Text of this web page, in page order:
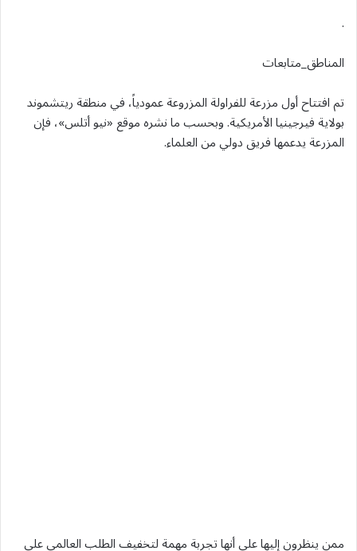
.
المناطق_متابعات
تم افتتاح أول مزرعة للفراولة المزروعة عمودياً، في منطقة ريتشموند
بولاية فيرجينيا الأمريكية. وبحسب ما نشره موقع «نيو أتلس»، فإن
المزرعة يدعمها فريق دولي من العلماء.
ممن ينظرون إليها على أنها تجربة مهمة لتخفيف الطلب العالمي على